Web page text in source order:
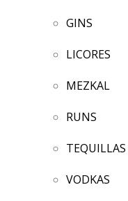
GINS
LICORES
MEZKAL
RUNS
TEQUILLAS
VODKAS